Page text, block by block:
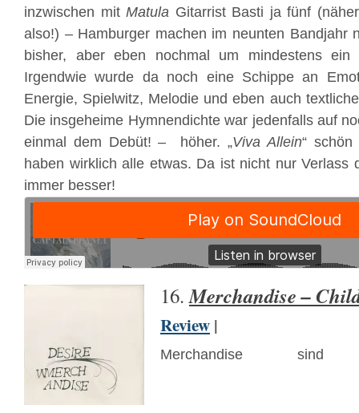
inzwischen mitMatula Gitarrist Basti ja fünf
also!) – Hamburger machen im neunten Bandjahr
bisher, aber eben nochmal um mindestens ein
Irgendwie wurde da noch eine Schippe an
Energie, Spielwitz, Melodie und eben auch
Die insgeheime Hymnendichte war jedenfalls auf
einmal dem Debüt! – höher. „Viva Allein“
haben wirklich alle etwas. Da ist nicht nur Verlass
immer besser!
16.Merchandise –
Review |
Merchandise